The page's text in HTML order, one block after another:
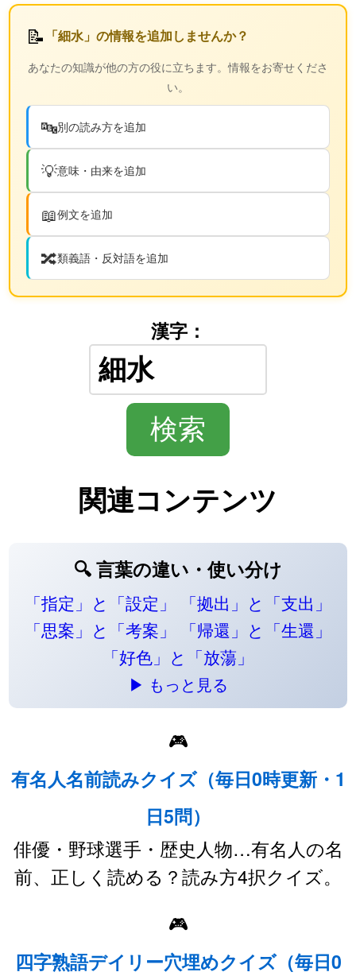
📝 「細水」の情報を追加しませんか？
あなたの知識が他の方の役に立ちます。情報をお寄せくださ
い。
🔤別の読み方を追加
💡意味・由来を追加
📖例文を追加
🔀類義語・反対語を追加
漢字：
関連コンテンツ
🔍 言葉の違い・使い分け
「指定」と「設定」
「拠出」と「支出」
「思案」と「考案」
「帰還」と「生還」
「好色」と「放蕩」
▶ もっと見る
🎮
有名人名前読みクイズ（毎日0時更新・1
日5問）
俳優・野球選手・歴史人物…有名人の名
前、正しく読める？読み方4択クイズ。
🎮
四字熟語デイリー穴埋めクイズ（毎日0